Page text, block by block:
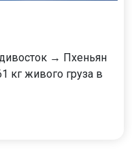
→ Пхеньян
кг живого груза в